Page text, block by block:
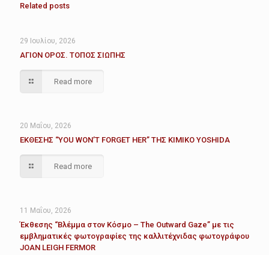
Related posts
29 Ιουλίου, 2026
ΑΓΙΟΝ ΟΡΟΣ. ΤΟΠΟΣ ΣΙΩΠΗΣ
Read more
20 Μαΐου, 2026
ΕΚΘΕΣΗΣ “YOU WON’T FORGET HER” ΤΗΣ KIMIKO YOSHIDA
Read more
11 Μαΐου, 2026
Έκθεσης “Βλέμμα στον Κόσμο – The Outward Gaze” με τις
εμβληματικές φωτογραφίες της καλλιτέχνιδας φωτογράφου
JOAN LEIGH FERMOR